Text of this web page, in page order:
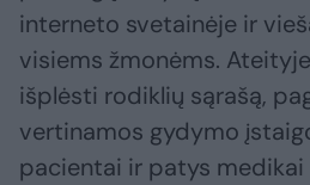
interneto svetainėje ir
visiems žmonėms.
išplėsti rodiklių sąrašą,
vertinamos gydymo
pacientai ir patys